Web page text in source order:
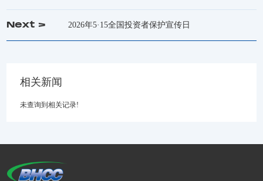
Next > 2026年5·15全国投资者保护宣传日
相关新闻
未查询到相关记录!